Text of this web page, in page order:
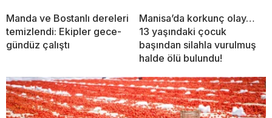
Manda ve Bostanlı dereleri
temizlendi: Ekipler gece-
gündüz çalıştı
Manisa’da korkunç olay…
13 yaşındaki çocuk
başından silahla vurulmuş
halde ölü bulundu!